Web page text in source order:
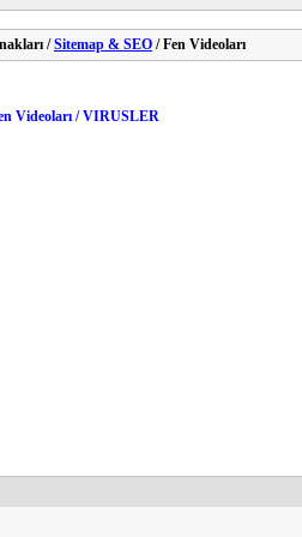
/Sitemap & SEO / Fen Videoları
Videoları / VIRUSLER